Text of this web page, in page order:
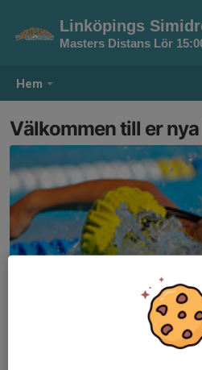
Hem
Linköpings
Masters Distans Lör
Välkommen till er